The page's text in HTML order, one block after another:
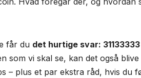
får du det hurtige svar:
som vi skal se, kan det også
– plus et par ekstra råd, hvis du